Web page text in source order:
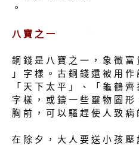
。
八 寶 之 一
銅 錢 是 八 寶 之 一 ， 象 徵 富
」 字 樣 。 古 銅 錢 還 被 用
「 天 下 太 平 」 、 「 龜 鶴
字 樣 ， 或 鑄 一 些 靈 物 圖 形
胸 前 ， 可 以 驅 趕 使 人 致 病
在 除 夕 ， 大 人 要 送 小 孩 壓